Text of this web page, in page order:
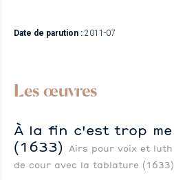
Date de parution : 2011-07
Les œuvres
À la fin c'est trop
(1633)
Airs pour voix et
de cour avec la tablature (1633)